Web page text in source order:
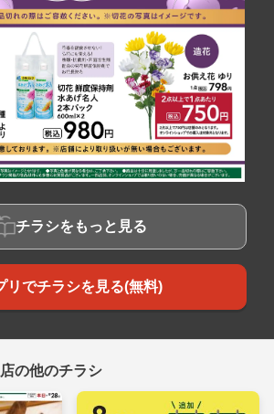
チラシをもっと見る
リでチラシを見る(無料)
の他のチラシ